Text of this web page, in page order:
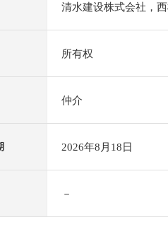
清水建设株式会社，
所有权
仲介
2026年8月18日
－